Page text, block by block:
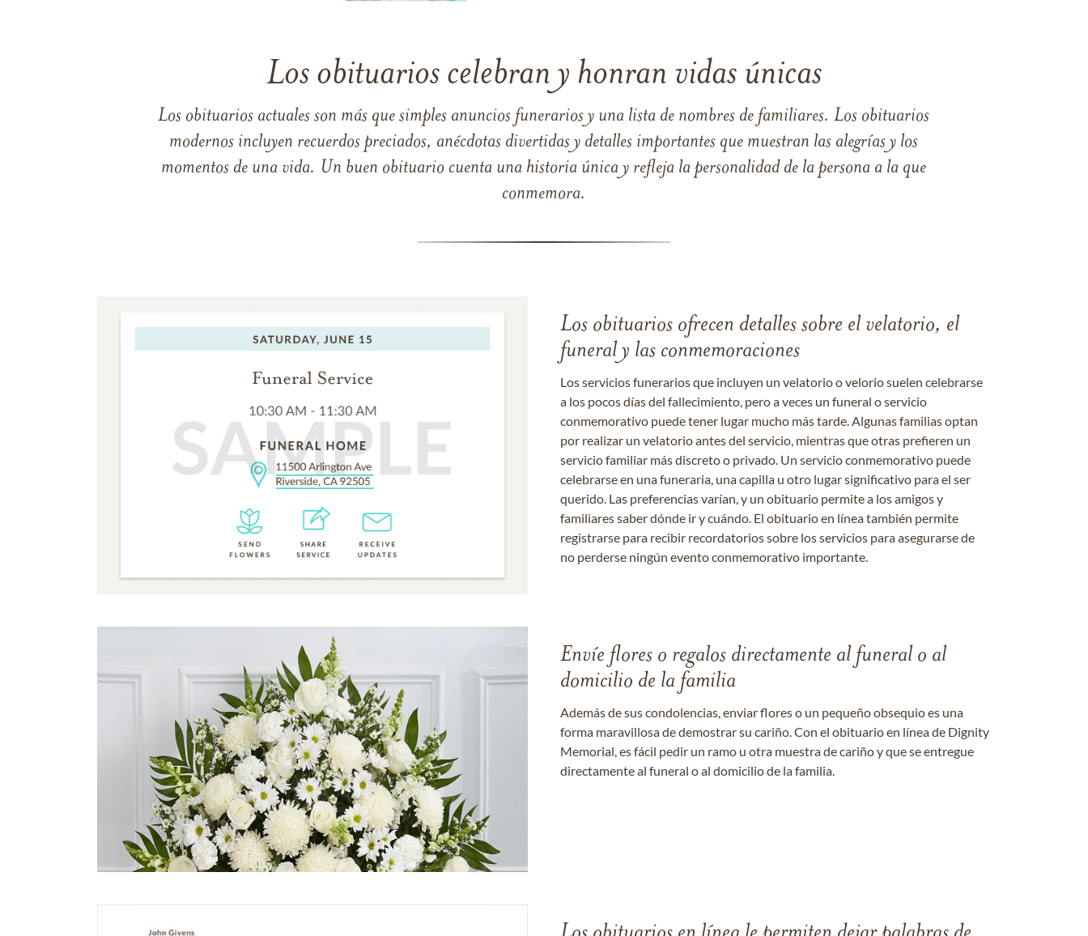
Los obituarios celebran y honran vidas únicas
Los obituarios actuales son más que simples anuncios funerarios y una lista de nombres de familiares. Los obituarios
modernos incluyen recuerdos preciados, anécdotas divertidas y detalles importantes que muestran las alegrías y los
momentos de una vida. Un buen obituario cuenta una historia única y refleja la personalidad de la persona a la que
conmemora.
Los obituarios ofrecen detalles sobre el velatorio, el
funeral y las conmemoraciones
Los servicios funerarios que incluyen un velatorio o velorio suelen celebrarse
a los pocos días del fallecimiento, pero a veces un funeral o servicio
conmemorativo puede tener lugar mucho más tarde. Algunas familias optan
por realizar un velatorio antes del servicio, mientras que otras prefieren un
servicio familiar más discreto o privado. Un servicio conmemorativo puede
celebrarse en una funeraria, una capilla u otro lugar significativo para el ser
querido. Las preferencias varían, y un obituario permite a los amigos y
familiares saber dónde ir y cuándo. El obituario en línea también permite
registrarse para recibir recordatorios sobre los servicios para asegurarse de
no perderse ningún evento conmemorativo importante.
Envíe flores o regalos directamente al funeral o al
domicilio de la familia
Además de sus condolencias, enviar flores o un pequeño obsequio es una
forma maravillosa de demostrar su cariño. Con el obituario en línea de Dignity
Memorial, es fácil pedir un ramo u otra muestra de cariño y que se entregue
directamente al funeral o al domicilio de la familia.